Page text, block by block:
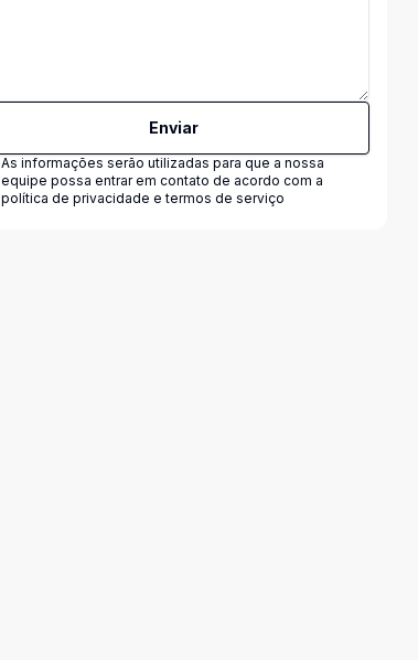
Enviar
As informações serão utilizadas para que a nossa
equipe possa entrar em contato de acordo com a
política de privacidade e termos de serviço